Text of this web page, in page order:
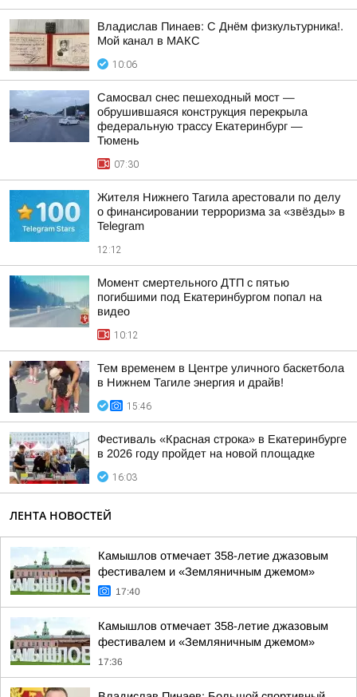
Владислав Пинаев: С Днём физкультурника!.
Мой канал в МАКС
10:06
Самосвал снес пешеходный мост —
обрушившаяся конструкция перекрыла
федеральную трассу Екатеринбург —
Тюмень
07:30
Жителя Нижнего Тагила арестовали по делу
о финансировании терроризма за «звёзды» в
Telegram
12:12
Момент смертельного ДТП с пятью
погибшими под Екатеринбургом попал на
видео
10:12
Тем временем в Центре уличного баскетбола
в Нижнем Тагиле энергия и драйв!
15:46
Фестиваль «Красная строка» в Екатеринбурге
в 2026 году пройдет на новой площадке
16:03
ЛЕНТА НОВОСТЕЙ
Камышлов отмечает 358-летие джазовым
фестивалем и «Земляничным джемом»
17:40
Камышлов отмечает 358-летие джазовым
фестивалем и «Земляничным джемом»
17:36